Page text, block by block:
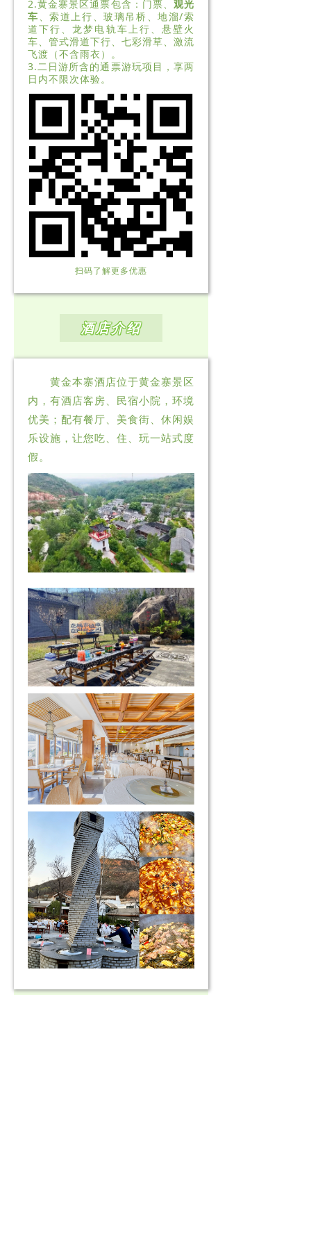
2.黄金寨景区通票包含：门票、 观光
车 、索道上行、玻璃吊桥、地溜/索
道下行、龙梦电轨车上行、悬壁火
车、管式滑道下行、七彩滑草、激流
飞渡（不含雨衣）。
3.二日游所含的通票游玩项目，享两
日内不限次体验。
扫码了解更多优惠
酒店介绍
黄金本寨酒店位于黄金寨景区
内，有酒店客房、民宿小院，环境
优美；配有餐厅、美食街、休闲娱
乐设施，让您吃、住、玩一站式度
假。